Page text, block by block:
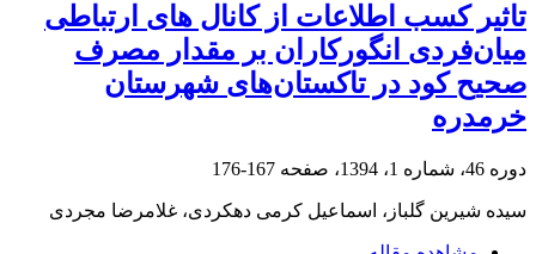
تاثیر کسب اطلاعات از کانال های ارتباطی
میان‌فردی انگورکاران بر مقدار مصرف
صحیح کود در تاکستان‌های شهرستان
خرمدره
دوره 46، شماره 1، 1394، صفحه 167-176
سیده شیرین گلباز، اسماعیل کرمی دهکردی، غلامرضا مجردی